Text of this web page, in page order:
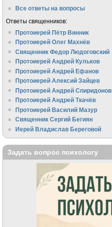
Все ответы на вопросы
Ответы священников:
Протоиерей Пётр Винник
Протоиерей Олег Махнёв
Священник Федор Людоговский
Протоиерей Андрей Кульков
Протоиерей Андрей Ефанов
Протоиерей Алексий Зайцев
Протоиерей Андрей Спиридонов
Протоиерей Андрей Ткачёв
Протоиерей Василий Мазур
Священник Сергий Бегиян
Иерей Владислав Береговой
Задать вопрос психологу